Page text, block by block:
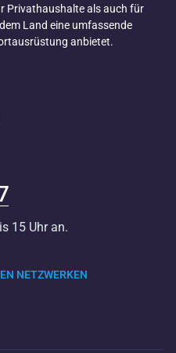
Privathaushalte als auch für
Land eine umfassende
anbietet.
NETZWERKEN
15 Uhr an.